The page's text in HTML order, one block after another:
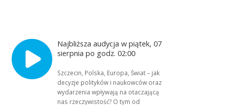
Najbliższa audycja w piątek, 07
sierpnia po godz. 02:00
Szczecin, Polska, Europa, Świat – jak
decyzje polityków i naukowców oraz
wydarzenia wpływają na otaczającą
nas rzeczywistość? O tym od